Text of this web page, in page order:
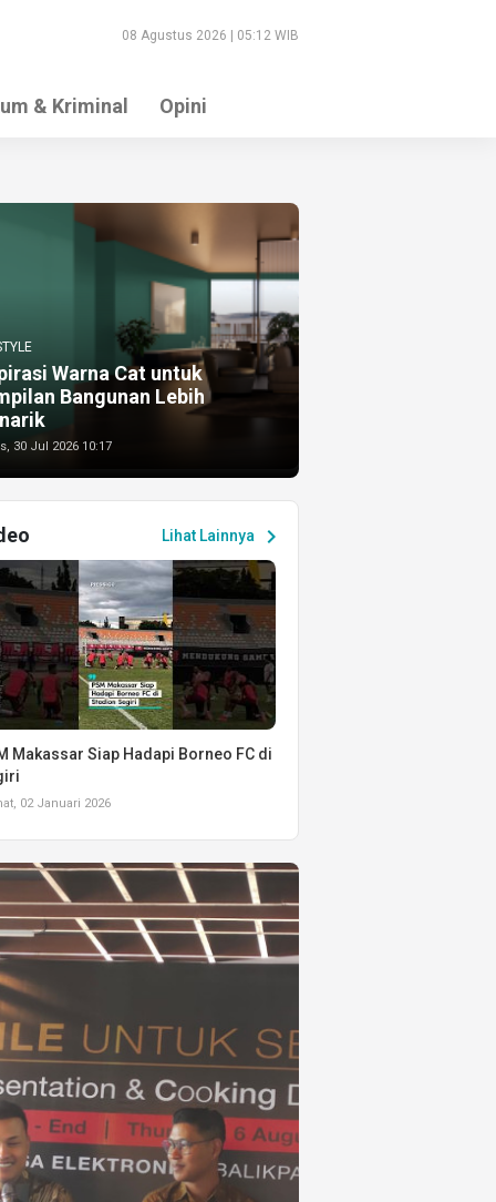
08 Agustus 2026 | 05:12 WIB
& Kriminal Opini
Warna Cat untuk
Bangunan Lebih
30 Jul 2026 10:17
Lihat Lainnya chevron_right
Makassar Siap Hadapi Borneo FC di
02 Januari 2026